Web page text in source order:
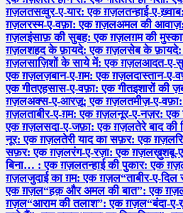
ग़ज़लतसव्वुर-ए-यार: एक ग़ज़लतन्हाई-ए-
ग़ज़लरस्म-ए-वफ़ा: एक ग़ज़लअमल की
ग़ज़लइंसाफ़ की सुबह: एक ग़ज़लग़म की
ग़ज़लशहद के फ़ायदे: एक ग़ज़लसेब के
ग़ज़लसाज़िशों के साये में: एक ग़ज़लआदत-ए-
एक ग़ज़लज़बान-ए-ग़म: एक ग़ज़लदास्तान-
एक गीतएहसास-ए-वफ़ा: एक गीतइशारों की
ग़ज़लअक्स-ए-आरज़ू: एक ग़ज़लतमीज़-ए-
ग़ज़लताबीर-ए-ग़म: एक ग़ज़लनूर-ए-नज़र:
एक ग़ज़लसदा-ए-जफ़ा: एक ग़ज़लतेरे बाद
नूर: एक ग़ज़लतेरी याद का सफ़र: एक ग़ज़ल
सफ़र: एक ग़ज़लरंग-ए-रज़ा: एक ग़ज़लख़ुशबू-
बिना… : एक ग़ज़लतन्हाई की पुकार: एक
ग़ज़लजुदाई का ग़म: एक ग़ज़ल“ताबीर-ए-
एक ग़ज़ल“हक़ और अमल की बात”: एक
ग़ज़ल“आराम की तलाश”: एक ग़ज़ल“बंदा-